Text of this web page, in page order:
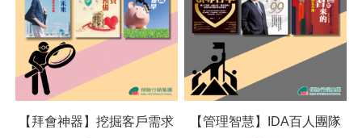
【拜會神器】挖掘客戶需求 【管理智慧】IDA百人團隊